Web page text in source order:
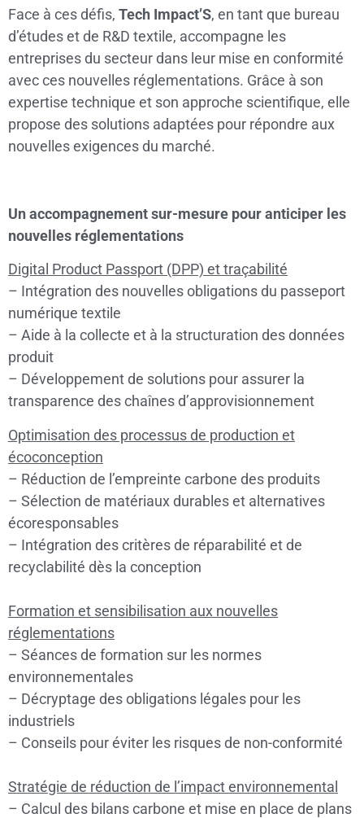
Face à ces défis, Tech Impact’S, en tant que bureau
d’études et de R&D textile, accompagne les
entreprises du secteur dans leur mise en conformité
avec ces nouvelles réglementations. Grâce à son
expertise technique et son approche scientifique, elle
propose des solutions adaptées pour répondre aux
nouvelles exigences du marché.
Un accompagnement sur-mesure pour anticiper les
nouvelles réglementations
Digital Product Passport (DPP) et traçabilité
– Intégration des nouvelles obligations du passeport
numérique textile
– Aide à la collecte et à la structuration des données
produit
– Développement de solutions pour assurer la
transparence des chaînes d’approvisionnement
Optimisation des processus de production et
écoconception
– Réduction de l’empreinte carbone des produits
– Sélection de matériaux durables et alternatives
écoresponsables
– Intégration des critères de réparabilité et de
recyclabilité dès la conception
Formation et sensibilisation aux nouvelles
réglementations
– Séances de formation sur les normes
environnementales
– Décryptage des obligations légales pour les
industriels
– Conseils pour éviter les risques de non-conformité
Stratégie de réduction de l’impact environnemental
– Calcul des bilans carbone et mise en place de plans